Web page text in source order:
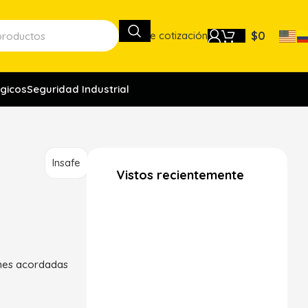
Lista de cotización $0
Seguridad Industrial
Insafe
acordadas
Vistos recientemente